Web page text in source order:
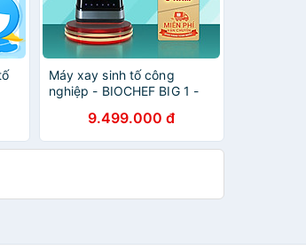
Máy xay sinh tố công
nghiệp - BIOCHEF BIG 1 -
chính hãng9.499.000 đ